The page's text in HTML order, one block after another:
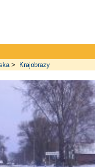
> Krajobrazy